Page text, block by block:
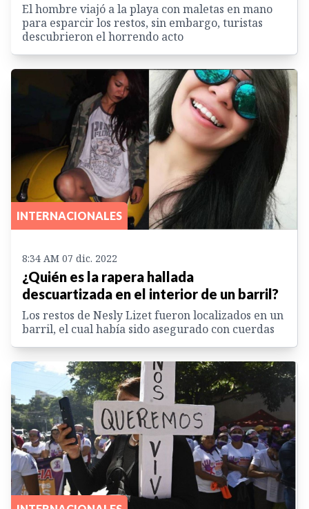
El hombre viajó a la playa con maletas en mano
para esparcir los restos, sin embargo, turistas
descubrieron el horrendo acto
INTERNACIONALES
8:34 AM 07 dic. 2022
¿Quién es la rapera hallada
descuartizada en el interior de un barril?
Los restos de Nesly Lizet fueron localizados en un
barril, el cual había sido asegurado con cuerdas